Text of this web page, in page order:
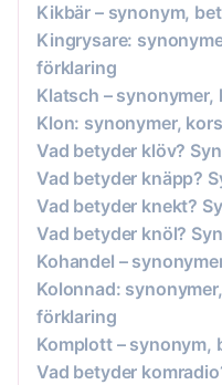
Kikbär – synonym,
Kingrysare:
förklaring
Klatsch –
Klon: synonymer,
Vad betyder klöv?
Vad betyder knäpp?
Vad betyder knekt?
Vad betyder knöl?
Kohandel –
Kolonnad:
förklaring
Komplott – synonym,
Vad betyder